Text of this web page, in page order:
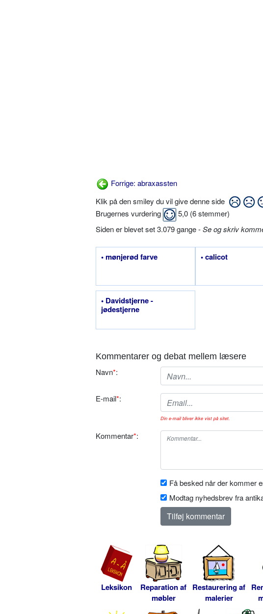
Forrige: abraxassten
Klik på den smiley du vil give denne side
Brugernes vurdering
5,0 (6stemmer)
Siden er blevet set 3.079 gange -Se og skriv
• mønjerød farve • calicot
• Davidstjerne -
jødestjerne
Kommentarer og debat mellem læsere
Navn*:
E-mail*:
Din e-mail bliver ikke vist på sitet.
Kommentar*:
Få besked når der kommer
Modtag nyhedsbrev fra
Leksikon
Reparation af
møbler
Restaurering af
malerier